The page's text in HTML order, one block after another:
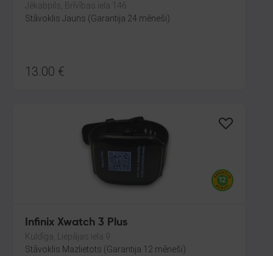
Jēkabpils, Brīvības iela 146
Stāvoklis Jauns (Garantija 24 mēneši)
13.00 €
Infinix Xwatch 3 Plus
Kuldīga, Liepājas iela 9
Stāvoklis Mazlietots (Garantija 12 mēneši)